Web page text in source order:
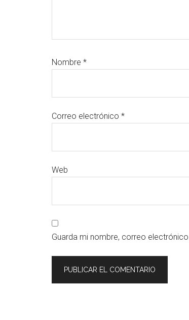
Nombre *
Correo electrónico *
Web
Guarda mi nombre, correo